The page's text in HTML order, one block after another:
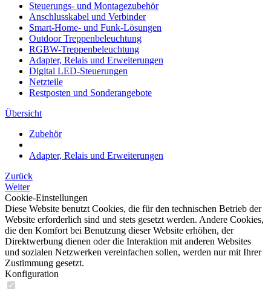
Steuerungs- und Montagezubehör
Anschlusskabel und Verbinder
Smart-Home- und Funk-Lösungen
Outdoor Treppenbeleuchtung
RGBW-Treppenbeleuchtung
Adapter, Relais und Erweiterungen
Digital LED-Steuerungen
Netzteile
Restposten und Sonderangebote
Übersicht
Zubehör
Adapter, Relais und Erweiterungen
Zurück
Weiter
Cookie-Einstellungen
Diese Website benutzt Cookies, die für den technischen Betrieb der
Website erforderlich sind und stets gesetzt werden. Andere Cookies,
die den Komfort bei Benutzung dieser Website erhöhen, der
Direktwerbung dienen oder die Interaktion mit anderen Websites
und sozialen Netzwerken vereinfachen sollen, werden nur mit Ihrer
Zustimmung gesetzt.
Konfiguration